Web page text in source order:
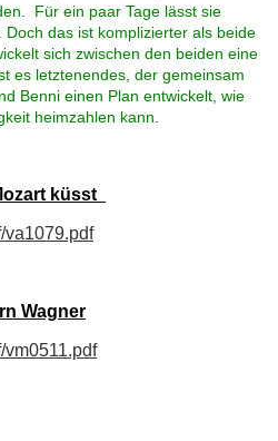
Für ein paar Tage lässt sie
das ist komplizierter als beide
sich zwischen den beiden eine
es letztenendes, der gemeinsam
Benni einen Plan entwickelt, wie
heimzahlen kann.
küsst
va1079.pdf
Wagner
vm0511.pdf